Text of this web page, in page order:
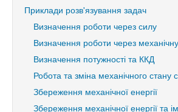
Приклади розв'язування задач
Визначення роботи через силу
Визначення роботи через
Визначення потужності та ККД
Робота та зміна механічного стану
Збереження механічної енергії
Збереження механічної енергії та